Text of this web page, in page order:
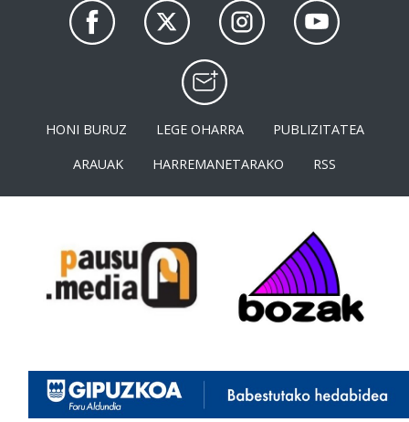
HONI BURUZ LEGE OHARRA
PUBLIZITATEA
ARAUAK
HARREMANETARAKO RSS